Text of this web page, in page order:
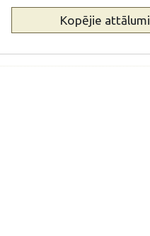
Kopējie attālumi